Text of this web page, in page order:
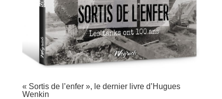
« Sortis de l’enfer », le dernier livre d’Hugues
Wenkin